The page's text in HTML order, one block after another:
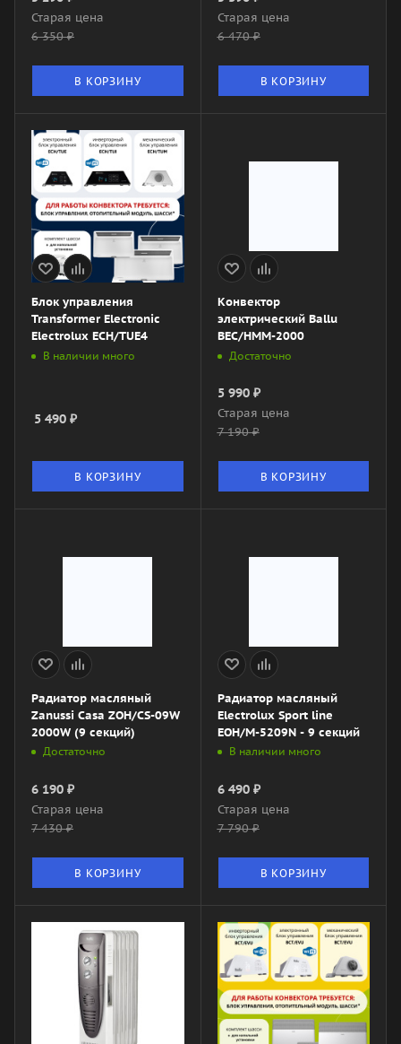
Старая цена
6 350₽
В КОРЗИНУ
Старая цена
6 470₽
В КОРЗИНУ
Блок управления
Transformer Electronic
Electrolux ECH/TUE4
В наличии много
5 490 ₽
В КОРЗИНУ
Конвектор
электрический Ballu
BEC/HMM-2000
Достаточно
5 990₽
Старая цена
7 190₽
В КОРЗИНУ
Радиатор масляный
Zanussi Casa ZOH/CS-09W
2000W (9 секций)
Достаточно
6 190 ₽
Старая цена
7 430₽
В КОРЗИНУ
Радиатор масляный
Electrolux Sport line
EOH/M-5209N - 9 секций
В наличии много
6 490₽
Старая цена
7 790₽
В КОРЗИНУ